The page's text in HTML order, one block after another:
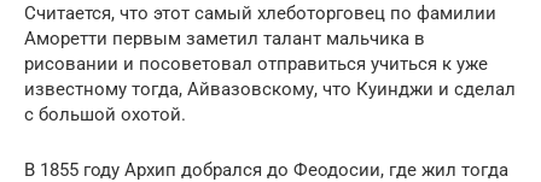
Считается, что этот самый хлеботорговец по фамилии
Аморетти первым заметил талант мальчика в
рисовании и посоветовал отправиться учиться к уже
известному тогда, Айвазовскому, что Куинджи и сделал
с большой охотой.
В 1855 году Архип добрался до Феодосии, где жил тогда